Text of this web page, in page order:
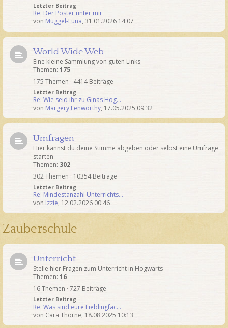
Letzter Beitrag
Re: Der Poster unter mir
von Muggel-Luna, 31.01.2026 14:07
World Wide Web
Eine kleine Sammlung von guten Links
Themen: 175
175 Themen · 4414 Beiträge
Letzter Beitrag
Re: Wie seid ihr zu Ginas Hog…
von Margery Fenworthy, 17.05.2025 09:32
Umfragen
Hier kannst du deine Stimme abgeben oder selbst eine Umfrage
starten
Themen: 302
302 Themen · 10354 Beiträge
Letzter Beitrag
Re: Mindestanzahl Unterrichts…
von Izzie, 12.02.2026 00:46
Zauberschule
Unterricht
Stelle hier Fragen zum Unterricht in Hogwarts
Themen: 16
16 Themen · 727 Beiträge
Letzter Beitrag
Re: Was sind eure Lieblingfäc…
von Cara Thorne, 18.08.2025 10:13